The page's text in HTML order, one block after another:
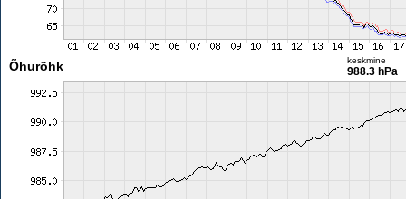
Õhurõhk keskmine
988.3 hPa